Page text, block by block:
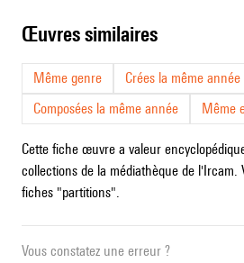
œuvres similaires
Même genre
Crées la même année
Composées la même année
Même
Cette fiche œuvre a valeur
collections de la médiathèque de l'Ircam.
fiches "partitions".
Vous constatez une erreur ?